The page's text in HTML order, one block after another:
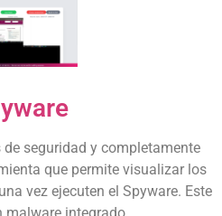
seguridad y completamente
que permite visualizar los
vez ejecuten el Spyware. Este